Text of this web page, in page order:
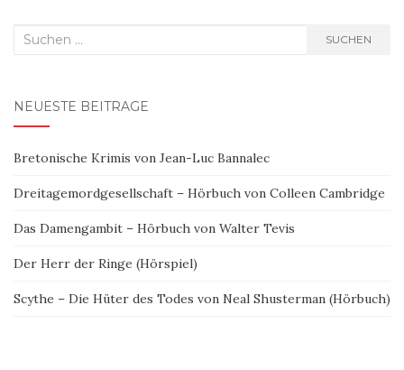
Suchen
SUCHEN
NEUESTE BEITRÄGE
Bretonische Krimis von Jean-Luc Bannalec
Dreitagemordgesellschaft – Hörbuch von Colleen Cambridge
Das Damengambit – Hörbuch von Walter Tevis
Der Herr der Ringe (Hörspiel)
Scythe – Die Hüter des Todes von Neal Shusterman (Hörbuch)